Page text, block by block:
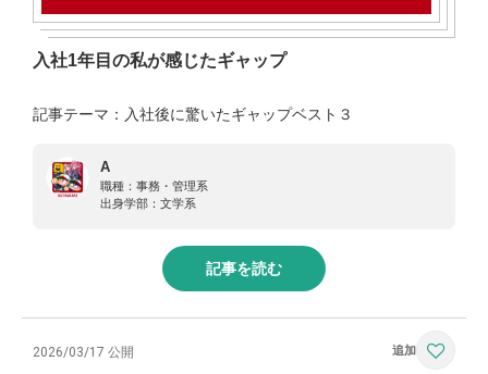
入社1年目の私が感じたギャップ
記事テーマ：入社後に驚いたギャップベスト３
A
職種： 事務・管理系
出身学部： 文学系
記事を読む
2026/03/17 公開